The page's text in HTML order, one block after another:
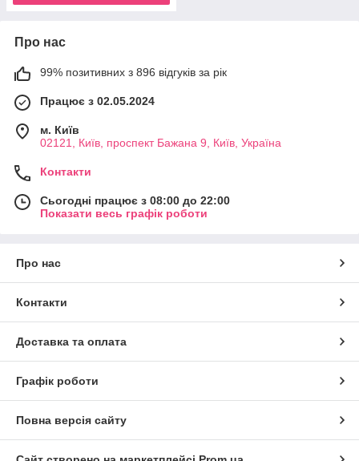
Про нас
99% позитивних з 896 відгуків за рік
Працює з 02.05.2024
м. Київ
02121, Київ, проспект Бажана 9, Київ, Україна
Контакти
Сьогодні працює з 08:00 до 22:00
Показати весь графік роботи
Про нас
Контакти
Доставка та оплата
Графік роботи
Повна версія сайту